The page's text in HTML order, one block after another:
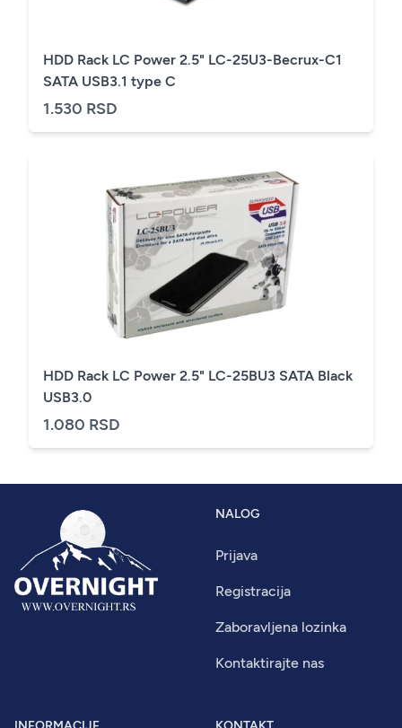
HDD Rack LC Power 2.5" LC-25U3-Becrux-C1
SATA USB3.1 type C
1.530 RSD
HDD Rack LC Power 2.5" LC-25BU3 SATA Black
USB3.0
1.080 RSD
NALOG
Prijava
Registracija
Zaboravljena lozinka
Kontaktirajte nas